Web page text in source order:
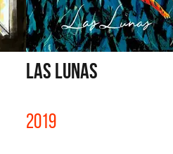
LAS LUNAS
2019